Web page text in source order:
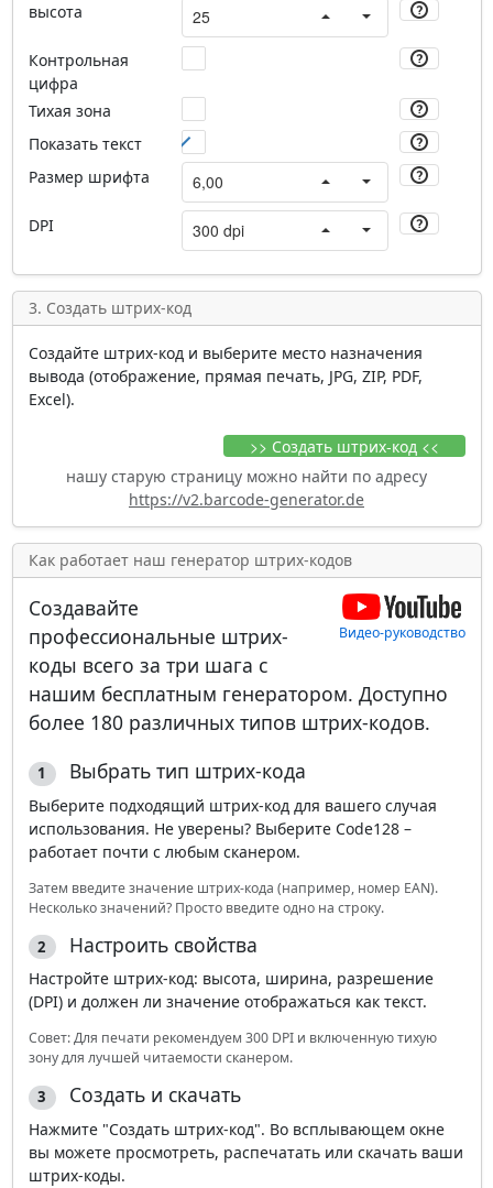
высота
Контрольная
цифра
Тихая зона
Показать текст
Размер шрифта
DPI
3. Создать штрих-код
Создайте штрих-код и выберите место назначения
вывода (отображение, прямая печать, JPG, ZIP, PDF,
Excel).
>> Создать штрих-код <<
нашу старую страницу можно найти по адресу
https://v2.barcode-generator.de
Как работает наш генератор штрих-кодов
Видео-руководство
Создавайте
профессиональные штрих-
коды всего за три шага с
нашим бесплатным генератором. Доступно
более 180 различных типов штрих-кодов.
1 Выбрать тип штрих-кода
Выберите подходящий штрих-код для вашего случая
использования. Не уверены? Выберите Code128 –
работает почти с любым сканером.
Затем введите значение штрих-кода (например, номер EAN).
Несколько значений? Просто введите одно на строку.
2 Настроить свойства
Настройте штрих-код: высота, ширина, разрешение
(DPI) и должен ли значение отображаться как текст.
Совет: Для печати рекомендуем 300 DPI и включенную тихую
зону для лучшей читаемости сканером.
3 Создать и скачать
Нажмите "Создать штрих-код". Во всплывающем окне
вы можете просмотреть, распечатать или скачать ваши
штрих-коды.